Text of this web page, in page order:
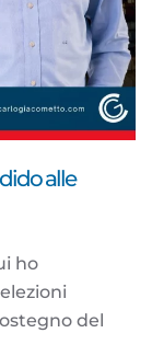
alle
ho
del